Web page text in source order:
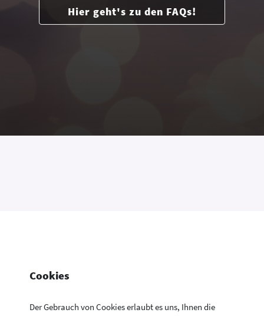
Cookies
Der Gebrauch von Cookies erlaubt es uns, Ihnen die
Hier geht's zu den FAQs!